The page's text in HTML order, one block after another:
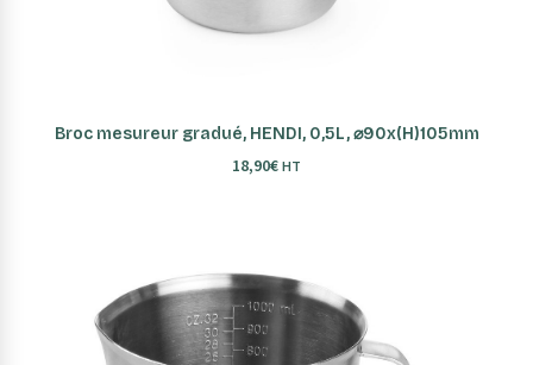
AJOUTER AU PANIER
Broc mesureur gradué, HENDI, 0,5L, ⌀90x(H)105mm
18,90€HT